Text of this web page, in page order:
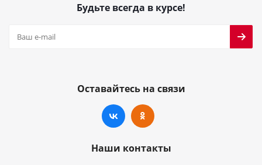
Будьте всегда в курсе!
Оставайтесь на связи
Наши контакты